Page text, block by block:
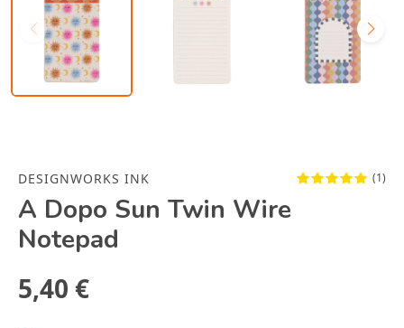
DESIGNWORKS INK (1)
A Dopo Sun Twin Wire
Notepad
5,40 €